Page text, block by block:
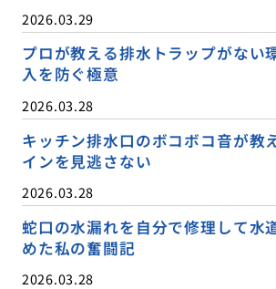
2026.03.29
プロが教える排水トラップがない
入を防ぐ極意
2026.03.28
キッチン排水口のボコボコ音が教
インを見逃さない
2026.03.28
蛇口の水漏れを自分で修理して水
めた私の奮闘記
2026.03.28